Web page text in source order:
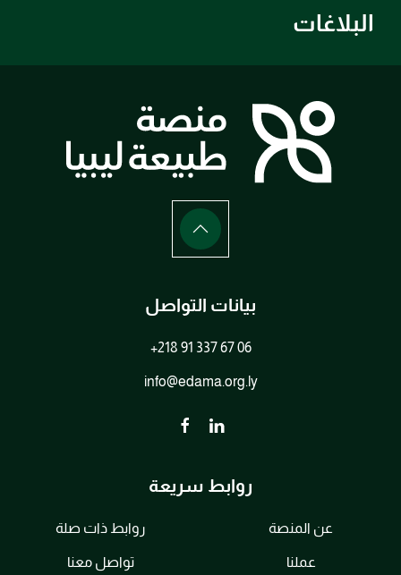
البلاغات
بيانات التواصل
+218 91 337 67 06
info@edama.org.ly
روابط سريعة
عن المنصة
عملنا
روابط ذات صلة
تواصل معنا